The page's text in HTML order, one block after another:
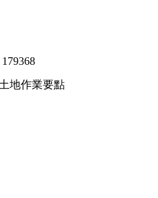
地作業要點